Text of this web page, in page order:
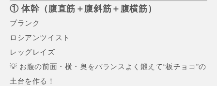
① 体幹（腹直筋＋腹斜筋＋腹横筋）
プランク
ロシアンツイスト
レッグレイズ
💡 お腹の前面・横・奥をバランスよく鍛えて“板チョコ”の
土台を作る！